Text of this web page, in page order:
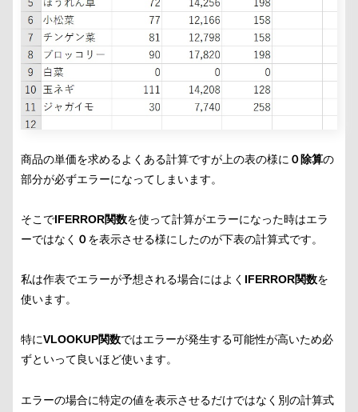
商品の単価を求めるよくある計算ですが上の表の様に ０除算の
部分が必ずエラーになってしまいます。
そこでIFERROR関数を使って計算がエラーになった時はエラ
ーではなく ０を表示させる様にしたのが下表の計算式です。
私は作表でエラーが予想される場合にはよく IFERROR関数を
使います。
特にVLOOKUP関数ではエラーが発生する可能性が高いため必
ずといって良いほど使います。
エラーの場合に特定の値を表示させるだけではなく別の計算式